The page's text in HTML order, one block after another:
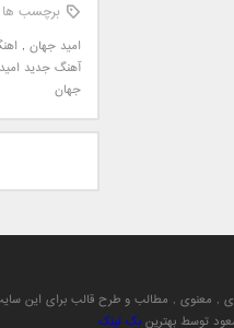
برچسب ها
امید جهان ,
آهنگ جدید
جهان
, معنوی , مطالب و طرح قالب برای این
توسط بهترین بک لینک